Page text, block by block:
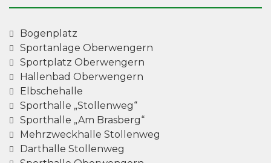
Bogenplatz
Sportanlage Oberwengern
Sportplatz Oberwengern
Hallenbad Oberwengern
Elbschehalle
Sporthalle „Stollenweg“
Sporthalle „Am Brasberg“
Mehrzweckhalle Stollenweg
Darthalle Stollenweg